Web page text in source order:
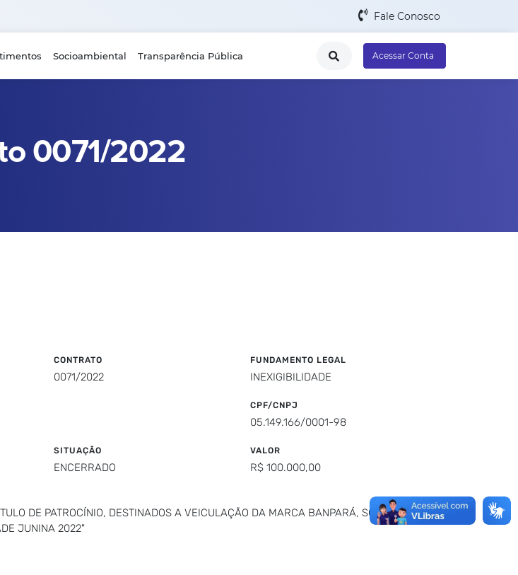
Fale Conosco
Socioambiental Transparência Pública Acessar Conta
0071/2022
CONTRATO
0071/2022
FUNDAMENTO LEGAL
INEXIGIBILIDADE
CPF/CNPJ
05.149.166/0001-98
SITUAÇÃO
ENCERRADO
VALOR
R$ 100.000,00
DE PATROCÍNIO, DESTINADOS A VEICULAÇÃO DA MARCA BANPARÁ, SOB TÍTULO
JUNINA 2022"